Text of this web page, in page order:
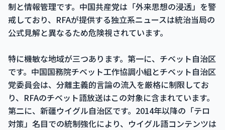
制と情報管理です。中国共産党は「外来思想の浸透」を警
戒しており、RFAが提供する独立系ニュースは統治当局の
公式見解と異なるため危険視されています。
特に機敏な地域が三つあります。第一に、チベット自治区
です。中国国務院チベット工作協調小組とチベット自治区
党委員会は、分離主義的言論の流入を厳格に制限してお
り、RFAのチベット語放送はこの対象に含まれています。
第二に、新疆ウイグル自治区です。2014年以降の「テロ
対策」名目での統制強化により、ウイグル語コンテンツは